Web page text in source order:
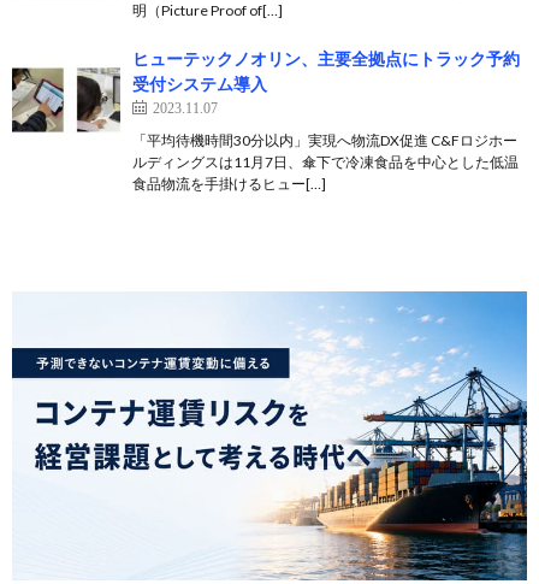
明（Picture Proof of[…]
ヒューテックノオリン、主要全拠点にトラック予約
受付システム導入
2023.11.07
「平均待機時間30分以内」実現へ物流DX促進 C&Fロジホー
ルディングスは11月7日、傘下で冷凍食品を中心とした低温
食品物流を手掛けるヒュー[…]